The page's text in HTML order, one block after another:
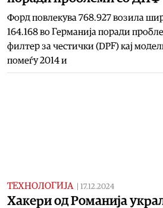
Форд повлекува 768.927 возила
164.168 во Германија поради
филтер за честички (DPF) кај
помеѓу 2014 и
ТЕХНОЛОГИЈА 17.12.2024
Хакери од Романија